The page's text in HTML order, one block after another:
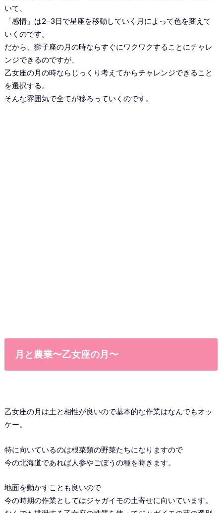
いて、
「感情」は2−3日で星座を移動していく月によって色を変えて
いくのです。
だから、獅子座の月の時ならすぐにワクワクすることにチャレ
ンジできるのですが、
乙女座の月の時ならじっくり考えてからチャレンジできること
を選択する。
そんな雰囲気で全てが移ろっていくのです。
月と農業〜乙女座の月〜
乙女座の月は土と相性が良いので基本的な作業はなんでもオッ
ケー。
特に向いているのは根菜類の野菜たちになりますので
今の北海道であれば人参やごぼうの種を蒔きます。
地面を動かすことも良いので
今の時期の作業としてはジャガイモの土寄せに向いています。